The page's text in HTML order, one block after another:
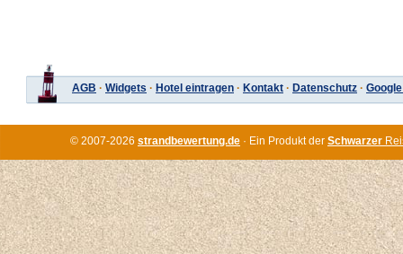
AGB · Widgets · Hotel eintragen · Kontakt · Datenschutz ·
© 2007-2026 strandbewertung.de · Ein Produkt der Schwarzer